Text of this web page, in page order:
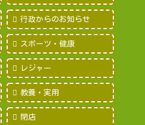
行政からのお知らせ
スポーツ・健康
レジャー
教養・実用
閉店